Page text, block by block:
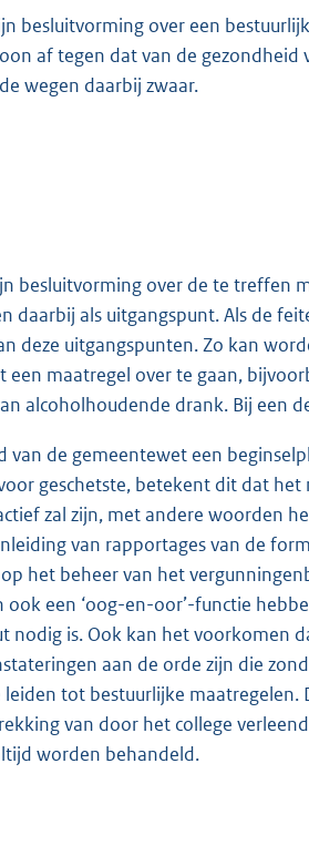
besluitvorming over een
af tegen dat van de
wegen daarbij zwaar.
besluitvorming over de te treffen
daarbij als uitgangspunt. Als de
deze uitgangspunten. Zo kan
maatregel over te gaan,
alcoholhoudende drank. Bij een
van de gemeentewet een
geschetste, betekent dit dat
zal zijn, met andere woorden
van rapportages van de
het beheer van het
een ‘oog-en-oor’-functie
nodig is. Ook kan het voorkomen
aan de orde zijn die
tot bestuurlijke
van door het college
worden behandeld.